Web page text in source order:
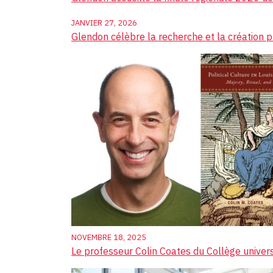
JANVIER 27, 2026
Glendon célèbre la recherche et la création
NOVEMBRE 18, 2025
Le professeur Colin Coates du Collège